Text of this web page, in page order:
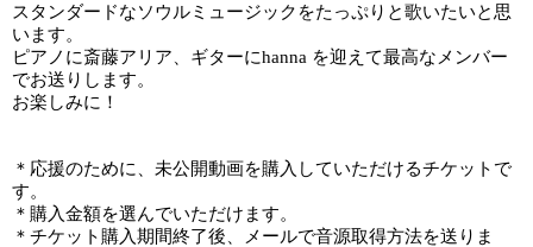
スタンダードなソウルミュージックをたっぷりと歌いたいと思
います。
ピアノに斎藤アリア、ギターにhanna を迎えて最高なメンバー
でお送りします。
お楽しみに！
＊応援のために、未公開動画を購入していただけるチケットで
す。
＊購入金額を選んでいただけます。
＊チケット購入期間終了後、メールで音源取得方法を送りま